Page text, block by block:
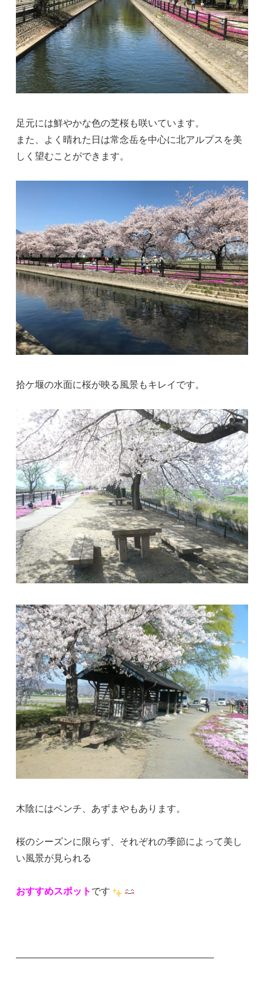
足元には鮮やかな色の芝桜も咲いています。
また、よく晴れた日は常念岳を中心に北アルプスを美
しく望むことができます。
拾ケ堰の水面に桜が映る風景もキレイです。
木陰にはベンチ、あずまやもあります。
桜のシーズンに限らず、それぞれの季節によって美し
い風景が見られる
おすすめスポット です
―――――――――――――――――――――